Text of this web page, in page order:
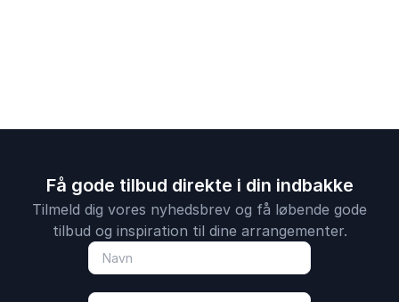
Få gode tilbud direkte i din indbakke
Tilmeld dig vores nyhedsbrev og få løbende gode
tilbud og inspiration til dine arrangementer.